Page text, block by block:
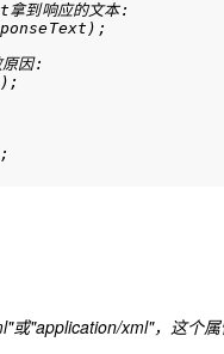
到响应的文本:
因:
"application/xml"，这个